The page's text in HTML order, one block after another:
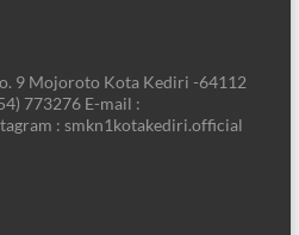
9 Mojoroto Kota Kediri -64112
773276 E-mail :
: smkn1kotakediri.official